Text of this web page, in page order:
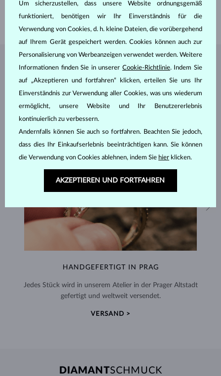
LÄNGE 16.50 mm
1.85 g
SCHMUCK AUS DEMKLENOTA ATELIER
HANDGEFERTIGT IN PRAG
Jedes Stück wird in unserem Atelier in der Prager Altstadt
gefertigt und weltweit versendet.
VERSAND >
DIAMANTSCHMUCK
Um sicherzustellen, dass unsere Website ordnungsgemäß
funktioniert, benötigen wir Ihr Einverständnis für die
Verwendung von Cookies, d. h. kleine Dateien, die vorübergehend
auf Ihrem Gerät gespeichert werden. Cookies können auch zur
Personalisierung von Werbeanzeigen verwendet werden. Weitere
Informationen finden Sie in unserer Cookie-Richtlinie. Indem Sie
auf „Akzeptieren und fortfahren“ klicken, erteilen Sie uns Ihr
Einverständnis zur Verwendung aller Cookies, was uns wiederum
ermöglicht, unsere Website und Ihr Benutzererlebnis
kontinuierlich zu verbessern.
Andernfalls können Sie auch so fortfahren. Beachten Sie jedoch,
dass dies Ihr Einkaufserlebnis beeinträchtigen kann. Sie können
die Verwendung von Cookies ablehnen, indem Sie hier klicken.
AKZEPTIEREN UND FORTFAHREN